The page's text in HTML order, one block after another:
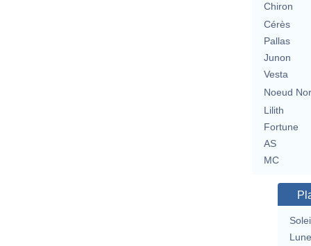
Chiron
Cérès
Pallas
Junon
Vesta
Noeud
Lilith
Fortune
AS
MC
Lune